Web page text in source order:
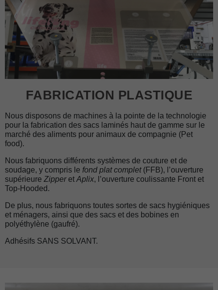
FABRICATION PLASTIQUE
Nous disposons de machines à la pointe de la technologie
pour la fabrication des sacs laminés haut de gamme sur le
marché des aliments pour animaux de compagnie (Pet
food).
Nous fabriquons différents systèmes de couture et de
soudage, y compris le fond plat complet(FFB), l’ouverture
supérieure Zipperet Aplix, l’ouverture coulissante Front et
Top-Hooded.
De plus, nous fabriquons toutes sortes de sacs hygiéniques
et ménagers, ainsi que des sacs et des bobines en
polyéthylène (gaufré).
Adhésifs SANS SOLVANT.